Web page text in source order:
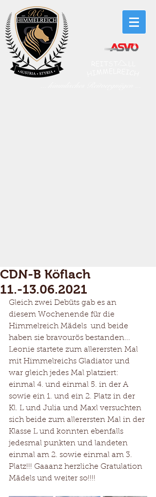
CDN-B Köflach
11.-13.06.2021
Gleich zwei Debüts gab es an
diesem Wochenende für die
Himmelreich Mädels  und beide
haben sie bravourös bestanden...
Leonie startete zum allerersten Mal
mit Himmelreichs Gladiator und
war gleich jedes Mal platziert:
einmal 4. und einmal 5. in der A
sowie ein 1. und ein 2. Platz in der
Kl. L und Julia und Maxl versuchten
sich beide zum allerersten Mal in der
Klasse L und konnten ebenfalls
jedesmal punkten und landeten
einmal am 2. sowie einmal am 3.
Platz!!! Gaaanz herzliche Gratulation
Mädels und weiter so!!!!